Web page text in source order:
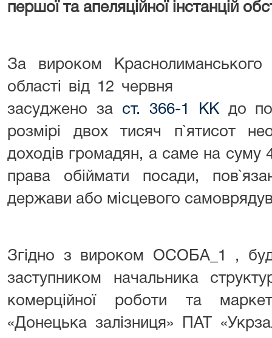
першої та апеляційної інстанцій
За вироком Краснолиманського
області від 12 червня
засуджено за ст. 366-1 ККдо
розмірі двох тисяч п`ятисот
доходів громадян, а саме на суму
права обіймати посади,
держави або місцевого
Згідно з вироком ОСОБА_1 ,
заступником начальника
комерційної роботи та
«Донецька залізниця» ПАТ